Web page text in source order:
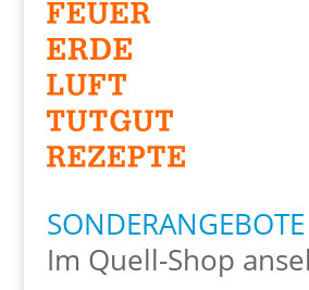
SONDERANGEBOTE
Im Quell-Shop